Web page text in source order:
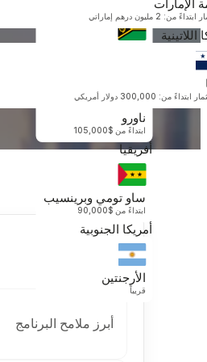
ناورو
ابتداءً من $105,000
أفريقيا
ساو تومي وبرينسيب
ابتداءً من $90,000
أمريكا الجنوبية
الأرجنتين
قريباً
الإمارات
من: 2 مليون درهم إماراتي
اللاتينية
من: 300,000 دولار أمريكي
محتويات
أبرز ملامح البرنامج